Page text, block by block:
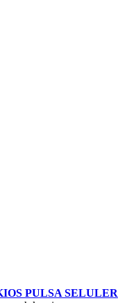
PULSA SELULER